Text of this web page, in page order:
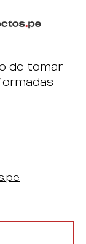
de tomar